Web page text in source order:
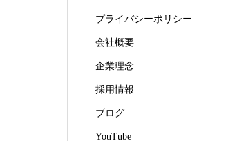
プライバシーポリシー
会社概要
企業理念
採用情報
ブログ
YouTube